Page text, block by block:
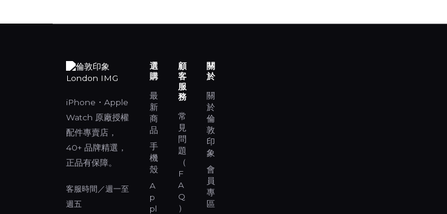
iPhone・Apple
Watch 原廠授權
配件專賣店，
40+ 品牌精選，
正品有保障。
客服時間／週一至
週五
選
購
最
新
商
品
手
機
殼
A
p
pl
顧
客
服
務
常
見
問
題
（
F
A
Q
）
關
於
關
於
倫
敦
印
象
會
員
專
區